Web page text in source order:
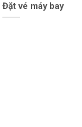
Đặt vé máy bay